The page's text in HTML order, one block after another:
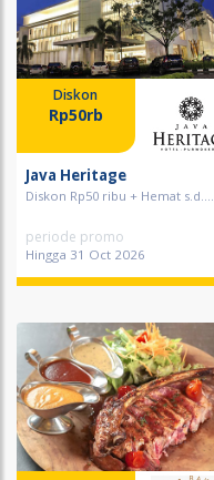
Diskon
Rp50rb
Java Heritage
Diskon Rp50 ribu + Hemat s.d....
periode promo
Hingga 31 Oct 2026